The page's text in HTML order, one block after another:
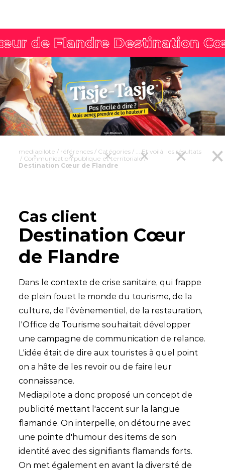
mediapilote / références / Catégories / ... Et voilà les résultats
/ Communication publique et territoriale/
Destination Cœur de Flandre
Cas client
Destination Cœur
de Flandre
Dans le contexte de crise sanitaire, qui frappe
de plein fouet le monde du tourisme, de la
culture, de l'évènementiel, de la restauration,
l'Office de Tourisme souhaitait développer
une campagne de communication de relance.
L'idée était de dire aux touristes à quel point
on a hâte de les revoir ou de faire leur
connaissance.
Mediapilote a donc proposé un concept de
publicité mettant l'accent sur la langue
flamande. On interpelle, on détourne avec
une pointe d'humour des items de son
identité avec des signifiants flamands forts.
On met également en avant la diversité de